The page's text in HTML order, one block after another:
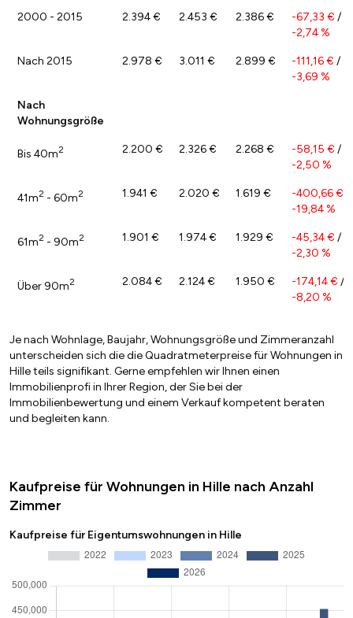
2000 - 2015 2.394 € 2.453 € 2.386 € -67,33 € /
-2,74 %
Nach 2015 2.978 € 3.011 € 2.899 € -111,16 € /
-3,69 %
Nach
Wohnungsgröße
Bis 40m2 2.200 € 2.326 € 2.268 € -58,15 € /
-2,50 %
41m2 - 60m2 1.941 € 2.020 € 1.619 € -400,66 €
-19,84 %
61m2 - 90m2 1.901 € 1.974 € 1.929 € -45,34 € /
-2,30 %
Über 90m2 2.084 € 2.124 € 1.950 € -174,14 € /
-8,20 %
Je nach Wohnlage, Baujahr, Wohnungsgröße und Zimmeranzahl
unterscheiden sich die die Quadratmeterpreise für Wohnungen in
Hille teils signifikant. Gerne empfehlen wir Ihnen einen
Immobilienprofi in Ihrer Region, der Sie bei der
Immobilienbewertung und einem Verkauf kompetent beraten
und begleiten kann.
Kaufpreise für Wohnungen in Hille nach Anzahl
Zimmer
Kaufpreise für Eigentumswohnungen in Hille